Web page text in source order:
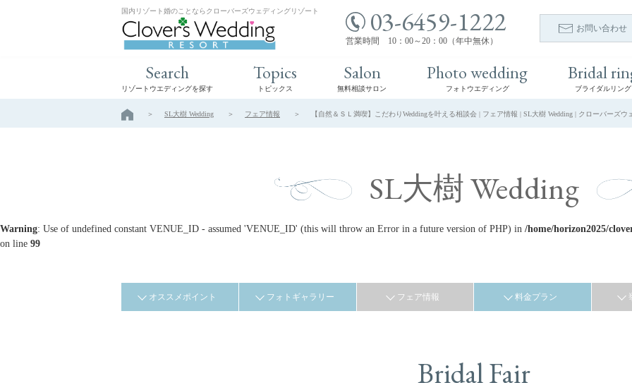
国内リゾート婚のことならクローバーズウェディングリゾート 03-6459-1222
営業時間 10：00～20：00（年中無休）
お問い合わせ
Search
リゾートウエディングを探す
Topics
トピックス
Salon
無料相談サロン
Photo wedding
フォトウエディング
Bridal
ブライダルリング
SL大樹 Wedding フェア情報 【自然＆ＳＬ満喫】こだわりWeddingを叶える相談会 | フェア情報 | SL大樹 Wedding | クローバーズウ
SL大樹 Wedding
Warning: Use of undefined constant VENUE_ID - assumed 'VENUE_ID' (this will throw an Error in a future version of PHP) in /home/horizon2025/
on line 99
オススメポイント フォトギャラリー フェア情報 料金プラン
Bridal Fair